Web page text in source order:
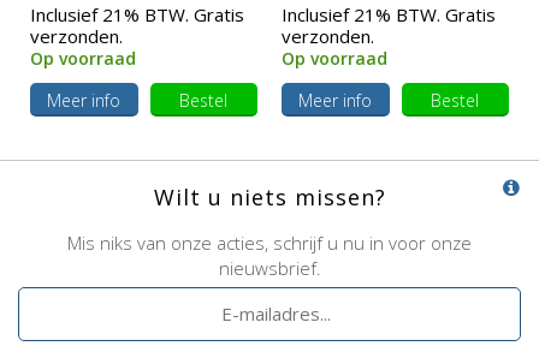
Inclusief 21% BTW. Gratis
verzonden.
Op voorraad
Meer info
Bestel
Inclusief 21% BTW. Gratis
verzonden.
Op voorraad
Meer info
Bestel
Wilt u niets missen?
Mis niks van onze acties, schrijf u nu in voor onze
nieuwsbrief.